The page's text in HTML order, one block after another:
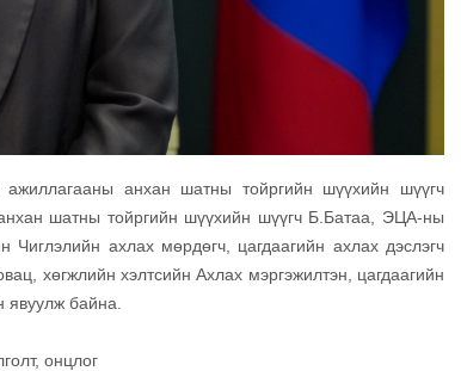
анхан шатны тойргийн шүүхийн шүүгч
шатны тойргийн шүүхийн шүүгч Б.Батаа, ЭЦА-ны
ахлах мөрдөгч, цагдаагийн ахлах дэслэгч
хөгжлийн хэлтсийн Ахлах мэргэжилтэн, цагдаагийн
явуулж байна.
онцлог